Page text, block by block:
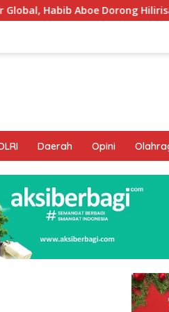
Hilirisasi Potensi Daerah
Daerah Opini